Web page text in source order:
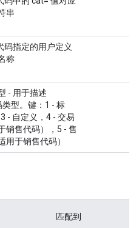
串
码指定的用户定义
称
- 用于描述
类型。键：1 - 标
- 自定义，4 - 交易
销售代码），5 - 售
用于销售代码）
匹配到